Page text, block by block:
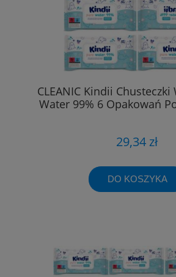
CLEANIC Kindii
Water 99% 6 Opakowań
29,34 zł
DO KOSZYKA